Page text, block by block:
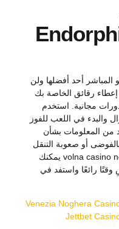
الكازينو المباشر أحد أفضلها ولن
رقائق الخاصة بك
مباشرة، فستحصل على 10 دورات مجانية. استخدم
والبدء في اللعب للفوز
من المعلومات بشأن
أو صعوبة التنقل
فيه، volna casino no deposit bonus 100 free spins يمكنك
وقتًا رائعًا واستفد في
Venezia Noghera
Jettbet